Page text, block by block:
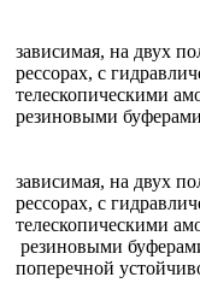
зависимая, на двух
рессорах, с
телескопическими
резиновыми
зависимая, на двух
рессорах, с
телескопическими
резиновыми
поперечной